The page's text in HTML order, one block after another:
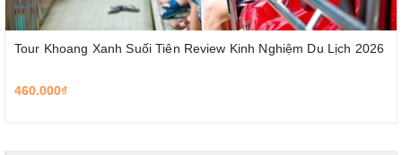
Tour Khoang Xanh Suối Tiên Review Kinh Nghiệm Du Lịch 2026
460.000₫